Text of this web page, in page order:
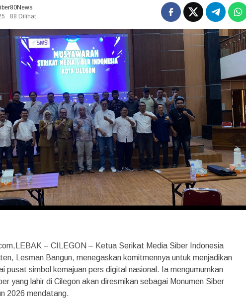
88 Dilihat
– CILEGON – Ketua Serikat Media Siber Indonesia
Lesman Bangun, menegaskan komitmennya untuk menjadikan
pusat simbol kemajuan pers digital nasional. Ia mengumumkan
yang lahir di Cilegon akan diresmikan sebagai Monumen Siber
2026 mendatang.